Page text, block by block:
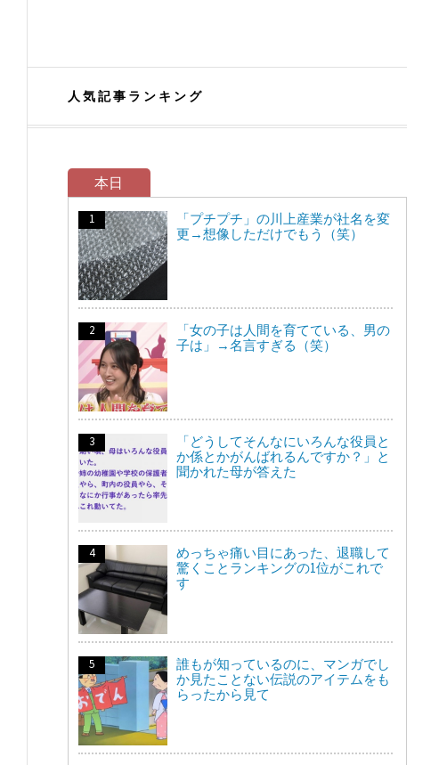
人気記事ランキング
本日
「プチプチ」の川上産業が社名を変
更→想像しただけでもう（笑）
「女の子は人間を育てている、男の
子は」→名言すぎる（笑）
「どうしてそんなにいろんな役員と
か係とかがんばれるんですか？」と
聞かれた母が答えた
めっちゃ痛い目にあった、退職して
驚くことランキングの1位がこれで
す
誰もが知っているのに、マンガでし
か見たことない伝説のアイテムをも
らったから見て